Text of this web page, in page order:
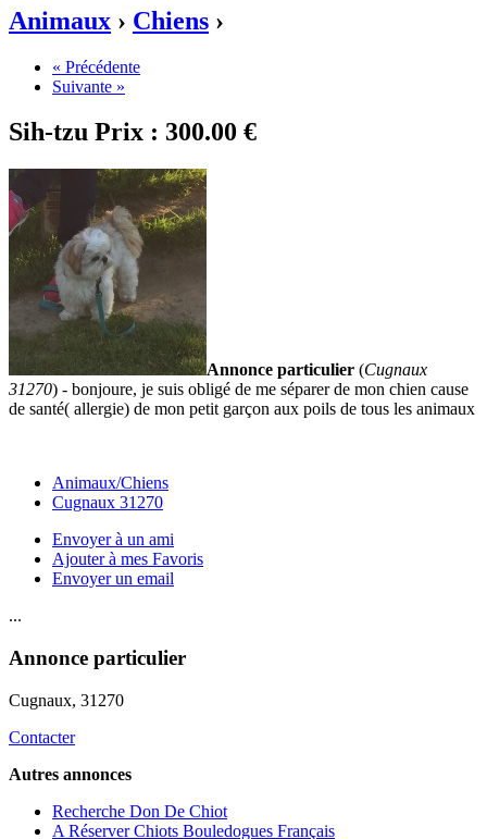
Animaux › Chiens ›
« Précédente
Suivante »
Sih-tzu Prix : 300.00 €
Annonce particulier (Cugnaux
31270) - bonjoure, je suis obligé de me séparer de mon chien cause
de santé( allergie) de mon petit garçon aux poils de tous les animaux
Animaux/Chiens
Cugnaux 31270
Envoyer à un ami
Ajouter à mes Favoris
Envoyer un email
...
Annonce particulier
Cugnaux, 31270
Contacter
Autres annonces
Recherche Don De Chiot
A Réserver Chiots Bouledogues Français